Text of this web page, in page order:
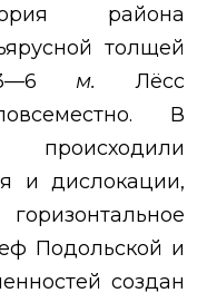
района
толщей
3—6 м. Лёсс
В
происходили
и дислокации,
Подольской и
создан